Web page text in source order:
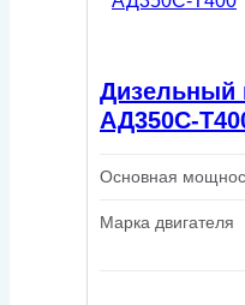
Дизельный
АД350С-
Основная
Марка двигателя